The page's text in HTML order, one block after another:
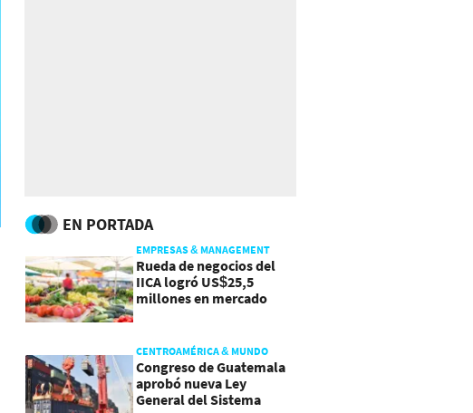
EN PORTADA
EMPRESAS & MANAGEMENT
Rueda de negocios del
IICA logró US$25,5
millones en mercado
CENTROAMÉRICA & MUNDO
Congreso de Guatemala
aprobó nueva Ley
General del Sistema